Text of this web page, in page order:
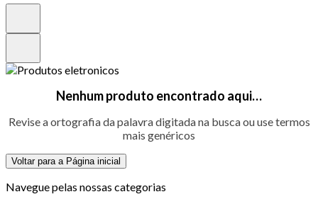
Nenhum produto encontrado aqui…
Revise a ortografia da palavra digitada na busca ou use termos
mais genéricos
Voltar para a Página inicial
Navegue pelas nossas categorias